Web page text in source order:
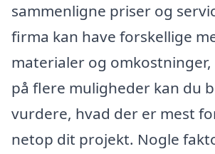
sammenligne priser og
firma kan have forskellige
materialer og omkostninger,
på flere muligheder kan du
vurdere, hvad der er mest
netop dit projekt. Nogle